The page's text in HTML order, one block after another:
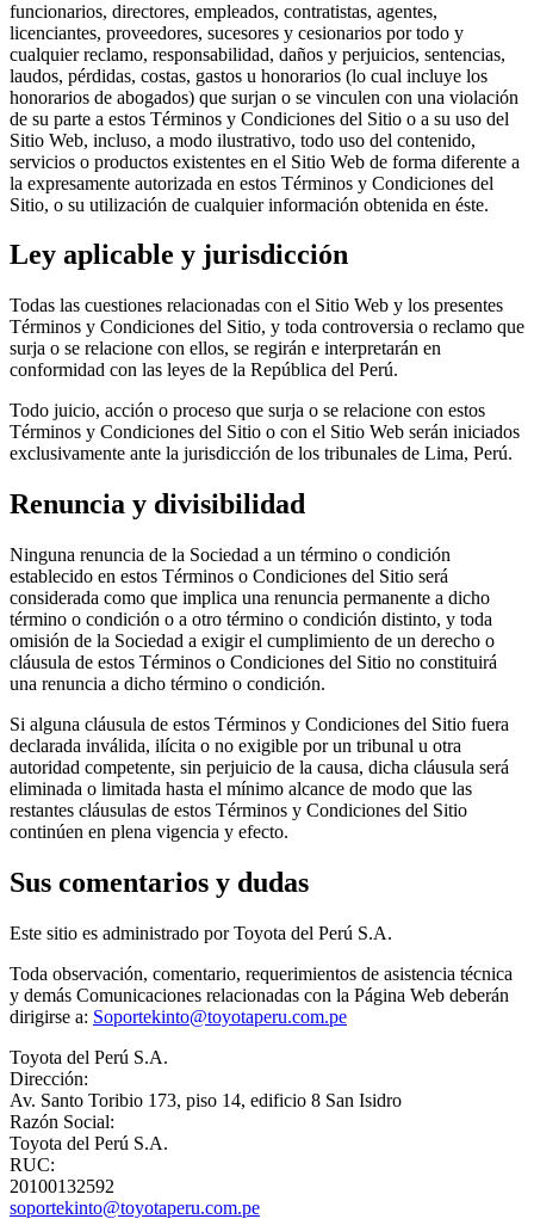
funcionarios, directores, empleados, contratistas, agentes,
licenciantes, proveedores, sucesores y cesionarios por todo y
cualquier reclamo, responsabilidad, daños y perjuicios, sentencias,
laudos, pérdidas, costas, gastos u honorarios (lo cual incluye los
honorarios de abogados) que surjan o se vinculen con una violación
de su parte a estos Términos y Condiciones del Sitio o a su uso del
Sitio Web, incluso, a modo ilustrativo, todo uso del contenido,
servicios o productos existentes en el Sitio Web de forma diferente a
la expresamente autorizada en estos Términos y Condiciones del
Sitio, o su utilización de cualquier información obtenida en éste.
Ley aplicable y jurisdicción
Todas las cuestiones relacionadas con el Sitio Web y los presentes
Términos y Condiciones del Sitio, y toda controversia o reclamo que
surja o se relacione con ellos, se regirán e interpretarán en
conformidad con las leyes de la República del Perú.
Todo juicio, acción o proceso que surja o se relacione con estos
Términos y Condiciones del Sitio o con el Sitio Web serán iniciados
exclusivamente ante la jurisdicción de los tribunales de Lima, Perú.
Renuncia y divisibilidad
Ninguna renuncia de la Sociedad a un término o condición
establecido en estos Términos o Condiciones del Sitio será
considerada como que implica una renuncia permanente a dicho
término o condición o a otro término o condición distinto, y toda
omisión de la Sociedad a exigir el cumplimiento de un derecho o
cláusula de estos Términos o Condiciones del Sitio no constituirá
una renuncia a dicho término o condición.
Si alguna cláusula de estos Términos y Condiciones del Sitio fuera
declarada inválida, ilícita o no exigible por un tribunal u otra
autoridad competente, sin perjuicio de la causa, dicha cláusula será
eliminada o limitada hasta el mínimo alcance de modo que las
restantes cláusulas de estos Términos y Condiciones del Sitio
continúen en plena vigencia y efecto.
Sus comentarios y dudas
Este sitio es administrado por Toyota del Perú S.A.
Toda observación, comentario, requerimientos de asistencia técnica
y demás Comunicaciones relacionadas con la Página Web deberán
dirigirse a: Soportekinto@toyotaperu.com.pe
Toyota del Perú S.A.
Dirección:
Av. Santo Toribio 173, piso 14, edificio 8 San Isidro
Razón Social:
Toyota del Perú S.A.
RUC:
20100132592
soportekinto@toyotaperu.com.pe